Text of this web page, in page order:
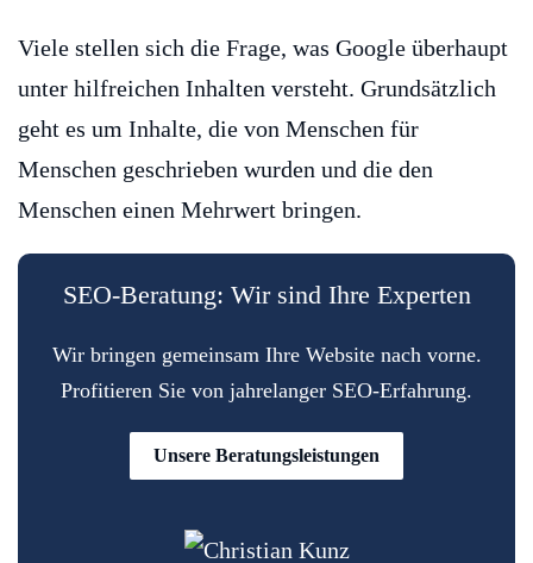
Viele stellen sich die Frage, was Google überhaupt
unter hilfreichen Inhalten versteht. Grundsätzlich
geht es um Inhalte, die von Menschen für
Menschen geschrieben wurden und die den
Menschen einen Mehrwert bringen.
SEO-Beratung: Wir sind Ihre Experten
Wir bringen gemeinsam Ihre Website nach vorne.
Profitieren Sie von jahrelanger SEO-Erfahrung.
Unsere Beratungsleistungen